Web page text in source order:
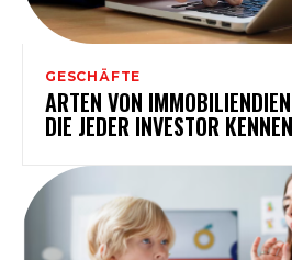
GESCHÄFTE
ARTEN VON
DIE JEDER INVESTOR